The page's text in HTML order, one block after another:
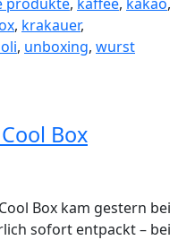
, krakauer,
, unboxing, wurst
Box
Box kam gestern bei
sofort entpackt – bei